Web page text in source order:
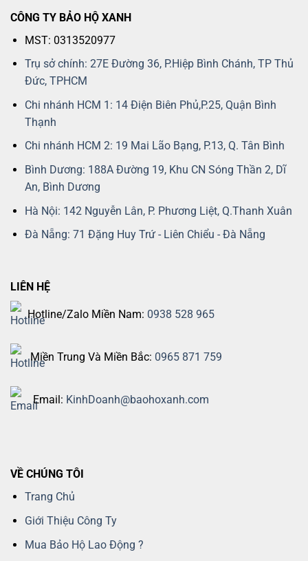
CÔNG TY BẢO HỘ XANH
MST: 0313520977
Trụ sở chính: 27E Đường 36, P.Hiệp Bình Chánh, TP Thủ
Đức, TPHCM
Chi nhánh HCM 1: 14 Điện Biên Phủ,P.25, Quận Bình
Thạnh
Chi nhánh HCM 2: 19 Mai Lão Bạng, P.13, Q. Tân Bình
Bình Dương: 188A Đường 19, Khu CN Sóng Thần 2, Dĩ
An, Bình Dương
Hà Nội: 142 Nguyễn Lân, P. Phương Liệt, Q.Thanh Xuân
Đà Nẵng: 71 Đặng Huy Trứ - Liên Chiểu - Đà Nẵng
LIÊN HỆ
Hotline/Zalo Miền Nam: 0938 528 965
Miền Trung Và Miền Bắc: 0965 871 759
Email: KinhDoanh@baohoxanh.com
VỀ CHÚNG TÔI
Trang Chủ
Giới Thiệu Công Ty
Mua Bảo Hộ Lao Động ?